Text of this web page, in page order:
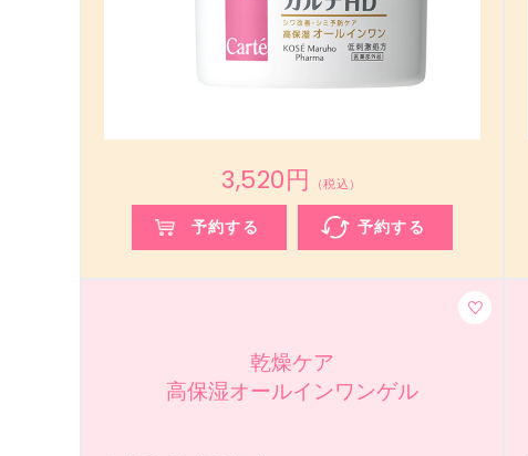
3,520円 （税込）
予約する 予約する
乾燥ケア
高保湿オールインワンゲル